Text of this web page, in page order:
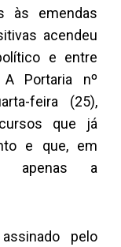
às emendas
acendeu
e entre
Portaria nº
feira (25),
que já
e que, em
apenas a
pelo